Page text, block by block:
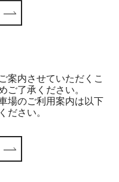
案内させていただくこ
ご了承ください。
場のご利用案内は以下
ださい。